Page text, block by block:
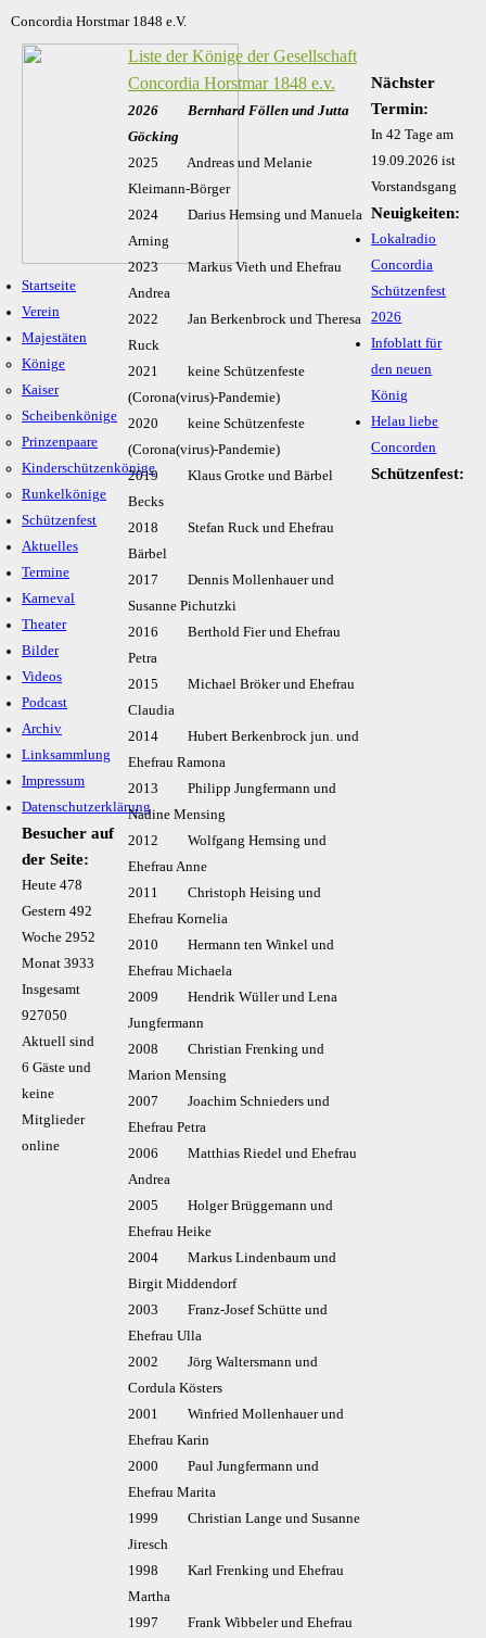
Concordia Horstmar 1848 e.V.
Startseite
Verein
Majestäten
Könige
Kaiser
Scheibenkönige
Prinzenpaare
Kinderschützenkönige
Runkelkönige
Schützenfest
Aktuelles
Termine
Karneval
Theater
Bilder
Videos
Podcast
Archiv
Linksammlung
Impressum
Datenschutzerklärung
Besucher auf
der Seite:
Heute 478
Gestern 492
Woche 2952
Monat 3933
Insgesamt
927050
Aktuell sind
6 Gäste und
keine
Mitglieder
online
Liste der Könige der Gesellschaft
Concordia Horstmar 1848 e.v.
2026 Bernhard Föllen und Jutta
Göcking
2025 Andreas und Melanie
Kleimann-Börger
2024 Darius Hemsing und Manuela
Arning
2023 Markus Vieth und Ehefrau
Andrea
2022 Jan Berkenbrock und Theresa
Ruck
2021 keine Schützenfeste
(Corona(virus)-Pandemie)
2020 keine Schützenfeste
(Corona(virus)-Pandemie)
2019 Klaus Grotke und Bärbel
Becks
2018 Stefan Ruck und Ehefrau
Bärbel
2017 Dennis Mollenhauer und
Susanne Pichutzki
2016 Berthold Fier und Ehefrau
Petra
2015 Michael Bröker und Ehefrau
Claudia
2014 Hubert Berkenbrock jun. und
Ehefrau Ramona
2013 Philipp Jungfermann und
Nadine Mensing
2012 Wolfgang Hemsing und
Ehefrau Anne
2011 Christoph Heising und
Ehefrau Kornelia
2010 Hermann ten Winkel und
Ehefrau Michaela
2009 Hendrik Wüller und Lena
Jungfermann
2008 Christian Frenking und
Marion Mensing
2007 Joachim Schnieders und
Ehefrau Petra
2006 Matthias Riedel und Ehefrau
Andrea
2005 Holger Brüggemann und
Ehefrau Heike
2004 Markus Lindenbaum und
Birgit Middendorf
2003 Franz-Josef Schütte und
Ehefrau Ulla
2002 Jörg Waltersmann und
Cordula Kösters
2001 Winfried Mollenhauer und
Ehefrau Karin
2000 Paul Jungfermann und
Ehefrau Marita
1999 Christian Lange und Susanne
Jiresch
1998 Karl Frenking und Ehefrau
Martha
1997 Frank Wibbeler und Ehefrau
Nächster
Termin:
In 42 Tage am
19.09.2026 ist
Vorstandsgang
Neuigkeiten:
Lokalradio
Concordia
Schützenfest
2026
Infoblatt für
den neuen
König
Helau liebe
Concorden
Schützenfest: